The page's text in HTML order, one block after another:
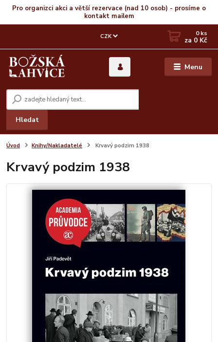
Pro organizci akci a větší rezervace (nad 10 osob) - prosíme o
kontakt mailem
Menu
CZK
Hledat
0ks
za 0 Kč
Úvod Knihy/Nakladatelé Krvavý podzim 1938
Krvavý podzim 1938